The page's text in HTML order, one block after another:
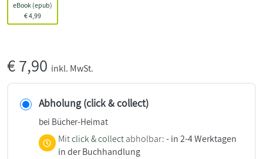
eBook (epub)
€4,99
€7,90 inkl. MwSt.
Abholung (click & collect)
bei Bücher-Heimat
Mitclick & collect abholbar:- in 2-4 Werktagen
in der Buchhandlung